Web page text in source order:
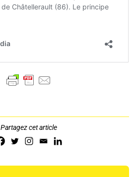
Partagez cet article